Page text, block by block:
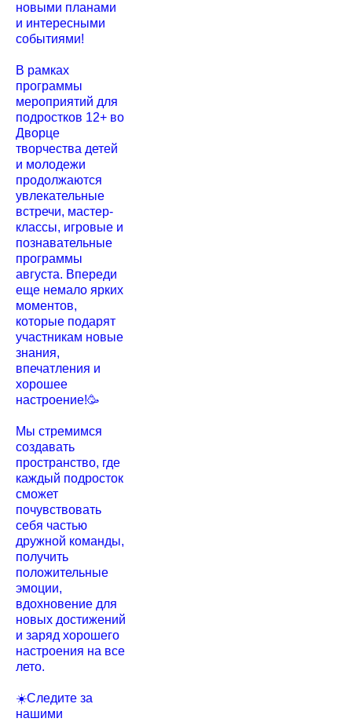
новыми планами
и интересными
событиями!
В рамках
программы
мероприятий для
подростков 12+ во
Дворце
творчества детей
и молодежи
продолжаются
увлекательные
встречи, мастер-
классы, игровые и
познавательные
программы
августа. Впереди
еще немало ярких
моментов,
которые подарят
участникам новые
знания,
впечатления и
хорошее
настроение!🥳
Мы стремимся
создавать
пространство, где
каждый подросток
сможет
почувствовать
себя частью
дружной команды,
получить
положительные
эмоции,
вдохновение для
новых достижений
и заряд хорошего
настроения на все
лето.
☀️Следите за
нашими